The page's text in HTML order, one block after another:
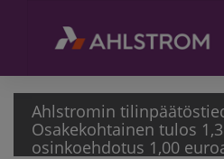
Ahlstromin
Osakekohtainen tulos
osinkoehdotus 1,00